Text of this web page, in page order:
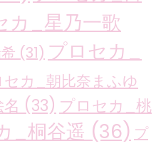
カ_星乃一歌
(31) プロセカ_
セカ_朝比奈まふゆ
(33) プロセカ_桃
_桐谷遥 (36) プ